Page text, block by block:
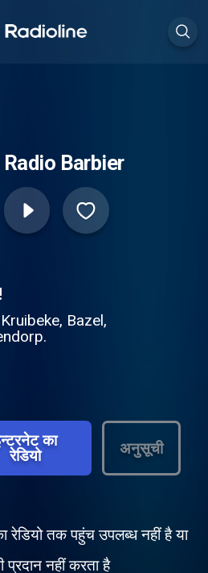
Radio Barbier
Bazel,
का
रेडियो
अनुसूची
तक पहुंच उपलब्ध नहीं है या
प्रदान नहीं करता है